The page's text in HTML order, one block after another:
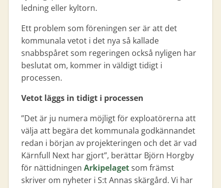
ledning eller kyltorn.
Ett problem som föreningen ser är att det
kommunala vetot i det nya så kallade
snabbspåret som regeringen också nyligen har
beslutat om, kommer in väldigt tidigt i
processen.
Vetot läggs in tidigt i processen
”Det är ju numera möjligt för exploatörerna att
välja att begära det kommunala godkännandet
redan i början av projekteringen och det är vad
Kärnfull Next har gjort”, berättar Björn Horgby
för nättidningen Arkipelagetsom främst
skriver om nyheter i S:t Annas skärgård. Vi har